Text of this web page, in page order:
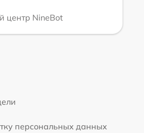
центр NineBot
персональных данных